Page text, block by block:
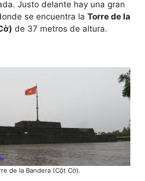
Justo delante hay una gran
se encuentra la Torre de la
de 37 metros de altura.
de la Bandera (Cột Cờ).